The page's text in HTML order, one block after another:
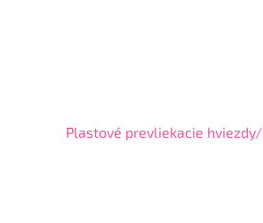
Plastové prevliekacie